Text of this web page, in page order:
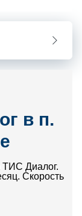
в п.
ТИС Диалог.
Скорость